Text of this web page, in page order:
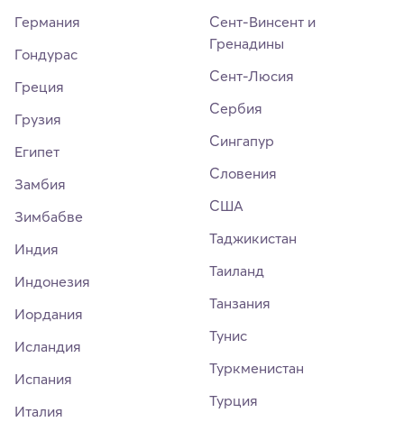
Германия
Гондурас
Греция
Грузия
Египет
Замбия
Зимбабве
Индия
Индонезия
Иордания
Исландия
Испания
Италия
Сент-Винсент и
Гренадины
Сент-Люсия
Сербия
Сингапур
Словения
США
Таджикистан
Таиланд
Танзания
Тунис
Туркменистан
Турция